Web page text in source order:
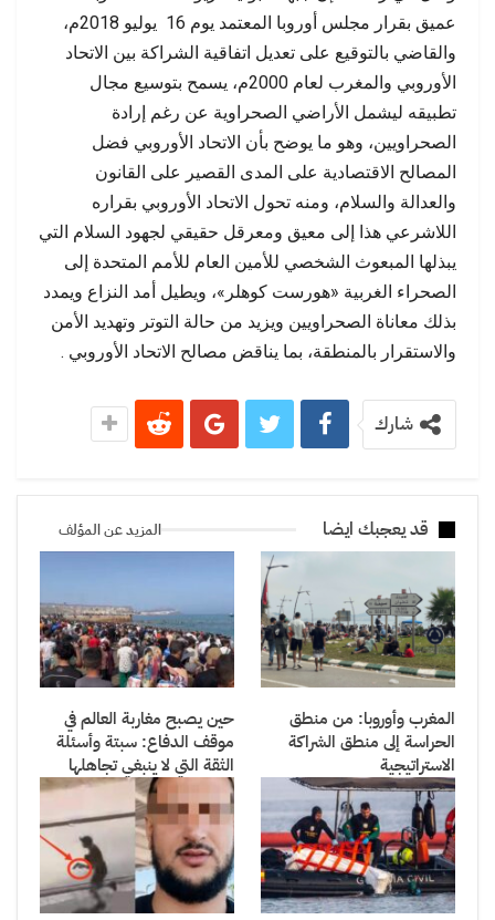
عميق بقرار مجلس أوروبا المعتمد يوم 16 يوليو 2018م،
والقاضي بالتوقيع على تعديل اتفاقية الشراكة بين الاتحاد
الأوروبي والمغرب لعام 2000م، يسمح بتوسيع مجال
تطبيقه ليشمل الأراضي الصحراوية عن رغم إرادة
الصحراويين، وهو ما يوضح بأن الاتحاد الأوروبي فضل
المصالح الاقتصادية على المدى القصير على القانون
والعدالة والسلام، ومنه تحول الاتحاد الأوروبي بقراره
اللاشرعي هذا إلى معيق ومعرقل حقيقي لجهود السلام التي
يبذلها المبعوث الشخصي للأمين العام للأمم المتحدة إلى
الصحراء الغربية «هورست كوهلر»، ويطيل أمد النزاع ويمدد
بذلك معاناة الصحراويين ويزيد من حالة التوتر وتهديد الأمن
والاستقرار بالمنطقة، بما يناقض مصالح الاتحاد الأوروبي .
شارك
قد يعجبك ايضا المزيد عن المؤلف
المغرب وأوروبا: من منطق
الحراسة إلى منطق الشراكة
الاستراتيجية
حين يصبح مغاربة العالم في
موقف الدفاع: سبتة وأسئلة
الثقة التي لا ينبغي تجاهلها